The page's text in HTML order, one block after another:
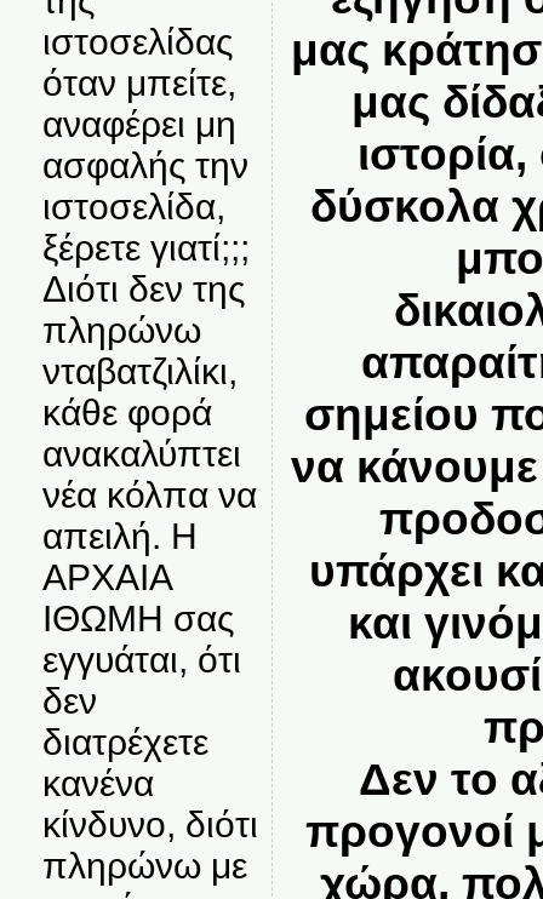
ιστοσελίδας
όταν μπείτε,
αναφέρει μη
ασφαλής την
ιστοσελίδα,
ξέρετε γιατί;;;
Διότι δεν της
πληρώνω
νταβατζιλίκι,
κάθε φορά
ανακαλύπτει
νέα κόλπα να
απειλή. Η
ΑΡΧΑΙΑ
ΙΘΩΜΗ σας
εγγυάται, ότι
δεν
διατρέχετε
κανένα
κίνδυνο, διότι
πληρώνω με
μας
μας
δύσκολα
σημείου
να
υπάρχει
και
Δεν το
προγονοί
χώρα,